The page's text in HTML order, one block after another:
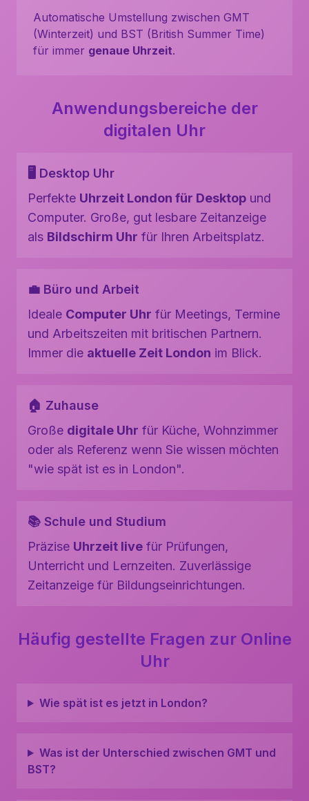
Automatische Umstellung zwischen GMT
(Winterzeit) und BST (British Summer Time)
für immer genaue Uhrzeit.
Anwendungsbereiche der
digitalen Uhr
🖥️ Desktop Uhr
Perfekte Uhrzeit London für Desktop und
Computer. Große, gut lesbare Zeitanzeige
als Bildschirm Uhr für Ihren Arbeitsplatz.
💼 Büro und Arbeit
Ideale Computer Uhr für Meetings, Termine
und Arbeitszeiten mit britischen Partnern.
Immer die aktuelle Zeit London im Blick.
🏠 Zuhause
Große digitale Uhr für Küche, Wohnzimmer
oder als Referenz wenn Sie wissen möchten
"wie spät ist es in London".
📚 Schule und Studium
Präzise Uhrzeit live für Prüfungen,
Unterricht und Lernzeiten. Zuverlässige
Zeitanzeige für Bildungseinrichtungen.
Häufig gestellte Fragen zur Online
Uhr
Wie spät ist es jetzt in London?
Was ist der Unterschied zwischen GMT und
BST?